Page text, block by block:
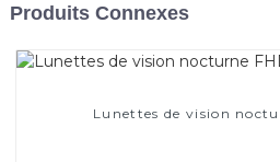
Produits Connexes
Lunettes de vision